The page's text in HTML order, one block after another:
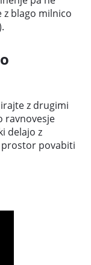
z blago milnico
z drugimi
ravnovesje
delajo z
prostor povabiti